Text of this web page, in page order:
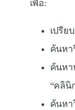
เพื่อ:
เปรีย
ค้นหา
ค้นหา
“คลินิ
ค้นห